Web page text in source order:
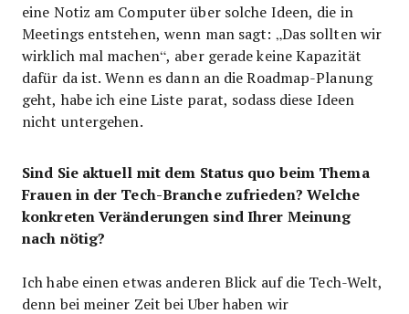
eine Notiz am Computer über solche Ideen, die in
Meetings entstehen, wenn man sagt: „Das sollten wir
wirklich mal machen“, aber gerade keine Kapazität
dafür da ist. Wenn es dann an die Roadmap-Planung
geht, habe ich eine Liste parat, sodass diese Ideen
nicht untergehen.
Sind Sie aktuell mit dem Status quo beim Thema
Frauen in der Tech-Branche zufrieden? Welche
konkreten Veränderungen sind Ihrer Meinung
nach nötig?
Ich habe einen etwas anderen Blick auf die Tech-Welt,
denn bei meiner Zeit bei Uber haben wir